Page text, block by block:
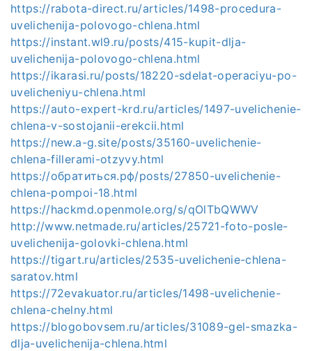
https://rabota-direct.ru/articles/1498-procedura-
uvelichenija-polovogo-chlena.html
https://instant.wl9.ru/posts/415-kupit-dlja-
uvelichenija-polovogo-chlena.html
https://ikarasi.ru/posts/18220-sdelat-operaciyu-po-
uvelicheniyu-chlena.html
https://auto-expert-krd.ru/articles/1497-uvelichenie-
chlena-v-sostojanii-erekcii.html
https://new.a-g.site/posts/35160-uvelichenie-
chlena-fillerami-otzyvy.html
https://обратиться.рф/posts/27850-uvelichenie-
chlena-pompoi-18.html
https://hackmd.openmole.org/s/qOlTbQWWV
http://www.netmade.ru/articles/25721-foto-posle-
uvelichenija-golovki-chlena.html
https://tigart.ru/articles/2535-uvelichenie-chlena-
saratov.html
https://72evakuator.ru/articles/1498-uvelichenie-
chlena-chelny.html
https://blogobovsem.ru/articles/31089-gel-smazka-
dlja-uvelichenija-chlena.html